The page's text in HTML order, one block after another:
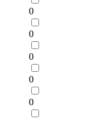
0
0
0
0
0